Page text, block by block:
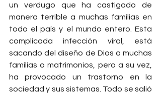
un verdugo que ha castigado de
manera terrible a muchas familias en
todo el país y el mundo entero. Esta
complicada infección viral, está
sacando del diseño de Dios a muchas
familias o matrimonios, pero a su vez,
ha provocado un trastorno en la
sociedad y sus sistemas. Todo se salió